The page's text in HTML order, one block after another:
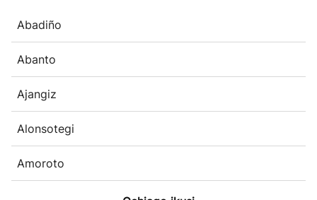
Abadiño
Abanto
Ajangiz
Alonsotegi
Amoroto